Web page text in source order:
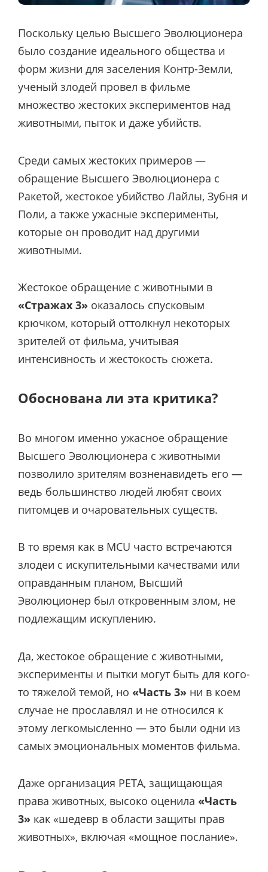
Поскольку целью Высшего Эволюционера
было создание идеального общества и
форм жизни для заселения Контр-Земли,
ученый злодей провел в фильме
множество жестоких экспериментов над
животными, пыток и даже убийств.
Среди самых жестоких примеров —
обращение Высшего Эволюционера с
Ракетой, жестокое убийство Лайлы, Зубня и
Поли, а также ужасные эксперименты,
которые он проводит над другими
животными.
Жестокое обращение с животными в
«Стражах 3» оказалось спусковым
крючком, который оттолкнул некоторых
зрителей от фильма, учитывая
интенсивность и жестокость сюжета.
Обоснована ли эта критика?
Во многом именно ужасное обращение
Высшего Эволюционера с животными
позволило зрителям возненавидеть его —
ведь большинство людей любят своих
питомцев и очаровательных существ.
В то время как в MCU часто встречаются
злодеи с искупительными качествами или
оправданным планом, Высший
Эволюционер был откровенным злом, не
подлежащим искуплению.
Да, жестокое обращение с животными,
эксперименты и пытки могут быть для кого-
то тяжелой темой, но «Часть 3» ни в коем
случае не прославлял и не относился к
этому легкомысленно — это были одни из
самых эмоциональных моментов фильма.
Даже организация PETA, защищающая
права животных, высоко оценила «Часть
3» как «шедевр в области защиты прав
животных», включая «мощное послание».